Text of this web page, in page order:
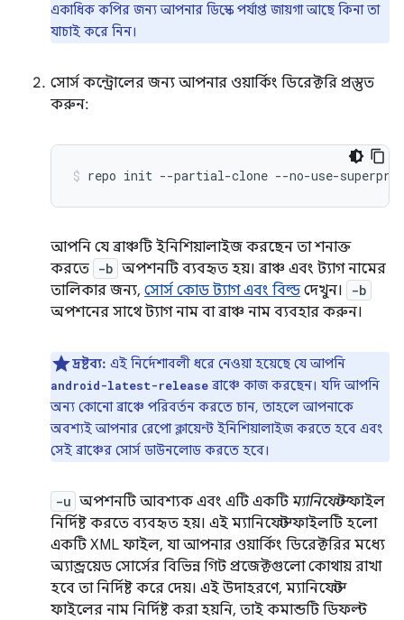
একাধিক কপির জন্য আপনার ডিস্কে পর্যাপ্ত জায়গা আছে কিনা তা
যাচাই করে নিন।
সোর্স কন্ট্রোলের জন্য আপনার ওয়ার্কিং ডিরেক্টরি প্রস্তুত
করুন:
repo init --partial-clone --no-use-
আপনি যে ব্রাঞ্চটি ইনিশিয়ালাইজ করছেন তা শনাক্ত
করতে -b অপশনটি ব্যবহৃত হয়। ব্রাঞ্চ এবং ট্যাগ নামের
তালিকার জন্য, সোর্স কোড ট্যাগ এবং বিল্ডদেখুন। -b
অপশনের সাথে ট্যাগ নাম বা ব্রাঞ্চ নাম ব্যবহার করুন।
দ্রষ্টব্য: এই নির্দেশাবলী ধরে নেওয়া হয়েছে যে আপনি
android-latest-release ব্রাঞ্চে কাজ করছেন। যদি আপনি
অন্য কোনো ব্রাঞ্চে পরিবর্তন করতে চান, তাহলে আপনাকে
অবশ্যই আপনার রেপো ক্লায়েন্ট ইনিশিয়ালাইজ করতে হবে এবং
সেই ব্রাঞ্চের সোর্স ডাউনলোড করতে হবে।
-u অপশনটি আবশ্যক এবং এটি একটি ম্যানিফেস্টফাইল
নির্দিষ্ট করতে ব্যবহৃত হয়। এই ম্যানিফেস্ট ফাইলটি হলো
একটি XML ফাইল, যা আপনার ওয়ার্কিং ডিরেক্টরির মধ্যে
অ্যান্ড্রয়েড সোর্সের বিভিন্ন গিট প্রজেক্টগুলো কোথায় রাখা
হবে তা নির্দিষ্ট করে দেয়। এই উদাহরণে, ম্যানিফেস্ট
ফাইলের নাম নির্দিষ্ট করা হয়নি, তাই কমান্ডটি ডিফল্ট